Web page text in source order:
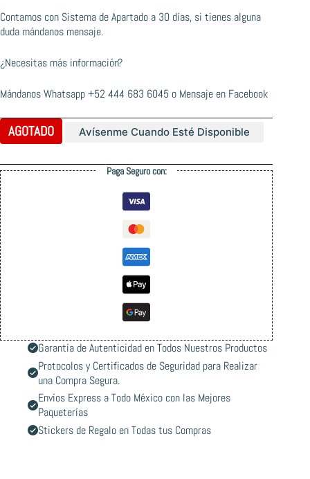
Contamos con Sistema de Apartado a 30 días, si tienes alguna
duda mándanos mensaje.
¿Necesitas más información?
Mándanos Whatsapp+52 444 683 6045 o Mensaje en Facebook
AGOTADO Avísenme Cuando Esté Disponible
Paga Seguro con:
Garantía de Autenticidad en Todos Nuestros Productos
Protocolos y Certificados de Seguridad para Realizar
una Compra Segura.
Envíos Express a Todo México con las Mejores
Paqueterías
Stickers de Regalo en Todas tus Compras